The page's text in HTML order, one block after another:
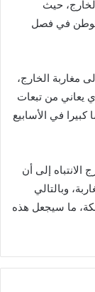
حيث
في فصل
مغاربة الخارج،
يعاني من تبعات
في الأسابيع
الانتباه إلى أن
وبالتالي
ما سيجعل هذه